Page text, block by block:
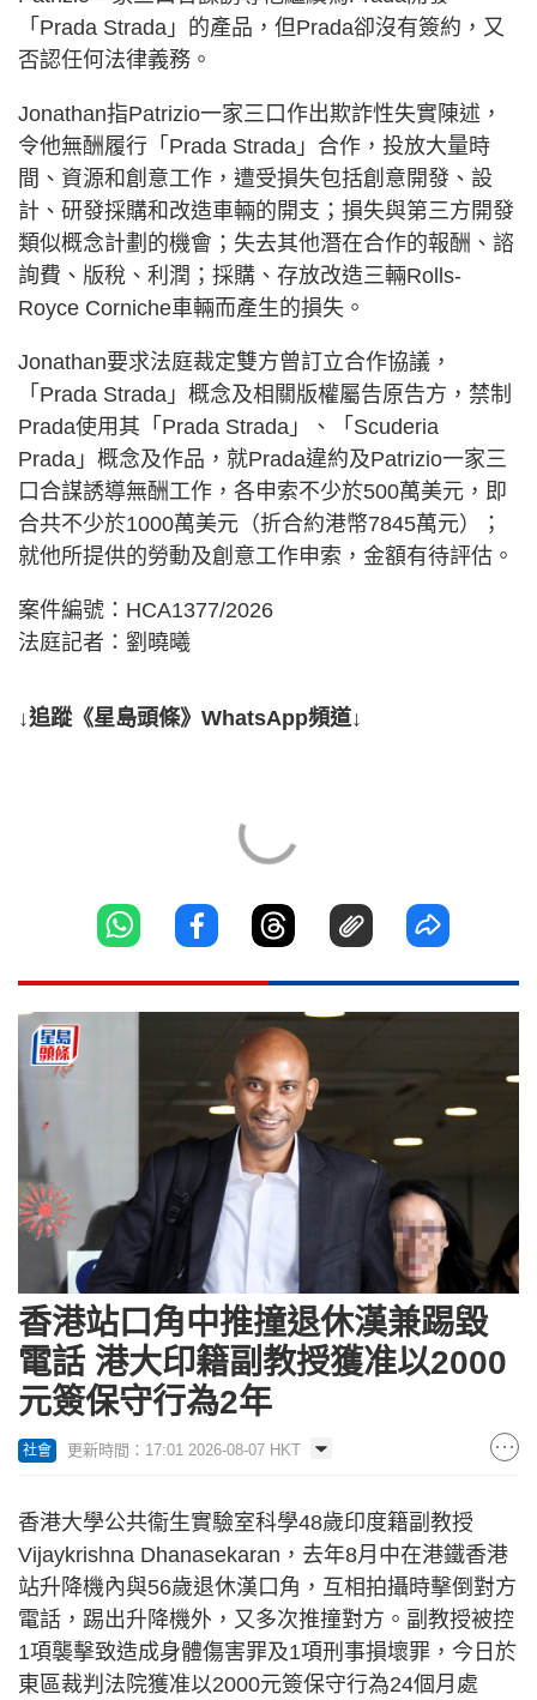
「Prada Strada」的產品，但Prada卻沒有簽約，又
否認任何法律義務。
Jonathan指Patrizio一家三口作出欺詐性失實陳述，
令他無酬履行「Prada Strada」合作，投放大量時
間、資源和創意工作，遭受損失包括創意開發、設
計、研發採購和改造車輛的開支；損失與第三方開發
類似概念計劃的機會；失去其他潛在合作的報酬、諮
詢費、版稅、利潤；採購、存放改造三輛Rolls-
Royce Corniche車輛而產生的損失。
Jonathan要求法庭裁定雙方曾訂立合作協議，
「Prada Strada」概念及相關版權屬告原告方，禁制
Prada使用其「Prada Strada」、「Scuderia
Prada」概念及作品，就Prada違約及Patrizio一家三
口合謀誘導無酬工作，各申索不少於500萬美元，即
合共不少於1000萬美元（折合約港幣7845萬元）；
就他所提供的勞動及創意工作申索，金額有待評估。
案件編號：HCA1377/2026
法庭記者：劉曉曦
↓追蹤《星島頭條》WhatsApp頻道↓
香港站口角中推撞退休漢兼踢毀
電話 港大印籍副教授獲准以2000
元簽保守行為2年
社會 更新時間：17:01 2026-08-07 HKT
香港大學公共衞生實驗室科學48歲印度籍副教授
Vijaykrishna Dhanasekaran，去年8月中在港鐵香港
站升降機內與56歲退休漢口角，互相拍攝時擊倒對方
電話，踢出升降機外，又多次推撞對方。副教授被控
1項襲擊致造成身體傷害罪及1項刑事損壞罪，今日於
東區裁判法院獲准以2000元簽保守行為24個月處